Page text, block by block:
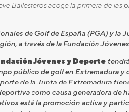
Ballesteros acoge la primera de las
de Golf de España (PGA) y la
a través de la Fundación
Jóvenes y Deporte
público de golf en Extremadura
de la Junta de Extremadura
como causa generadora de
está la promoción activa y